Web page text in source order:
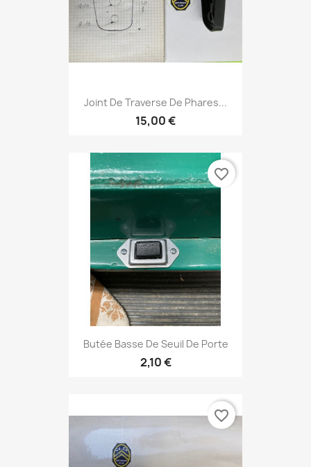
Joint De Traverse De Phares...
15,00 €
Butée Basse De Seuil De Porte
2,10 €
favorite_border
favorite_border